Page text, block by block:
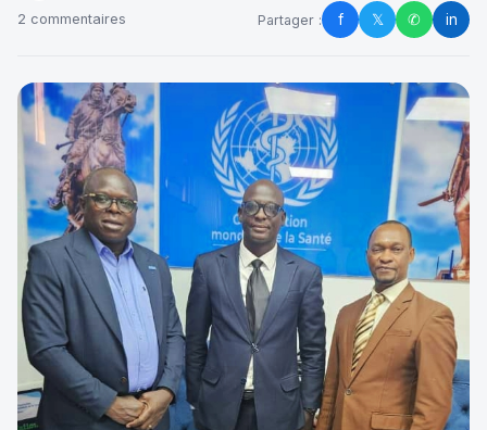
2 commentaires Partager : f 𝕏 ✆ in